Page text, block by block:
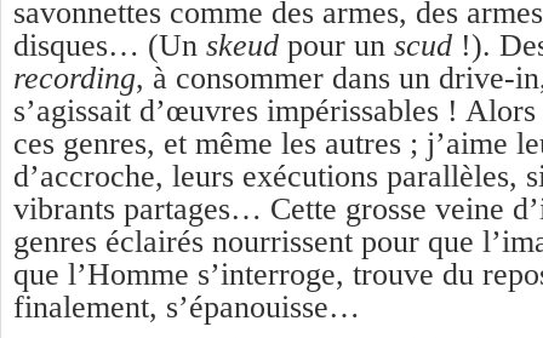
savonnettes comme des armes, des
disques… (Un skeud pour un scud !).
recording, à consommer dans un drive-
s’agissait d’œuvres impérissables !
ces genres, et même les autres ; j’aime
d’accroche, leurs exécutions parallèles,
vibrants partages… Cette grosse veine
genres éclairés nourrissent pour que
que l’Homme s’interroge, trouve du
finalement, s’épanouisse…